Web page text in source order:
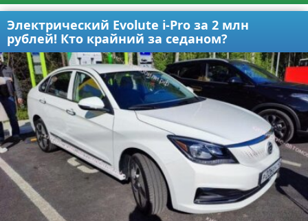
Электрический Evolute i-Pro за 2 млн
рублей! Кто крайний за седаном?